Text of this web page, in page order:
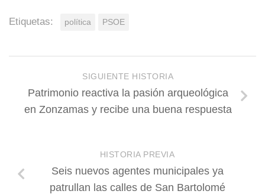
Etiquetas: política PSOE
SIGUIENTE HISTORIA
Patrimonio reactiva la pasión arqueológica
en Zonzamas y recibe una buena respuesta
HISTORIA PREVIA
Seis nuevos agentes municipales ya
patrullan las calles de San Bartolomé